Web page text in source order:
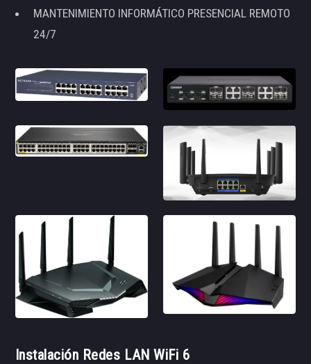
MANTENIMIENTO INFORMÁTICO PRESENCIAL REMOTO
24/7
Instalación Redes LAN WiFi 6